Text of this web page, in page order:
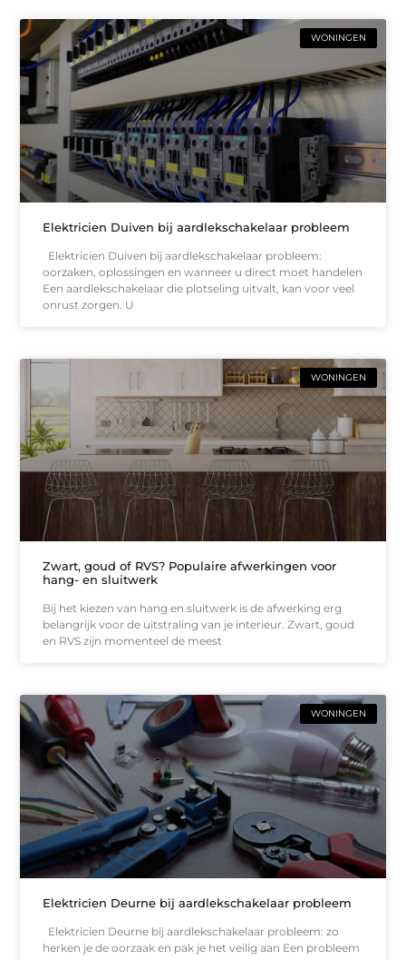
WONINGEN
Elektricien Duiven bij aardlekschakelaar probleem
Elektricien Duiven bij aardlekschakelaar probleem:
oorzaken, oplossingen en wanneer u direct moet handelen
Een aardlekschakelaar die plotseling uitvalt, kan voor veel
onrust zorgen. U
WONINGEN
Zwart, goud of RVS? Populaire afwerkingen voor
hang- en sluitwerk
Bij het kiezen van hang en sluitwerk is de afwerking erg
belangrijk voor de uitstraling van je interieur. Zwart, goud
en RVS zijn momenteel de meest
WONINGEN
Elektricien Deurne bij aardlekschakelaar probleem
Elektricien Deurne bij aardlekschakelaar probleem: zo
herken je de oorzaak en pak je het veilig aan Een probleem